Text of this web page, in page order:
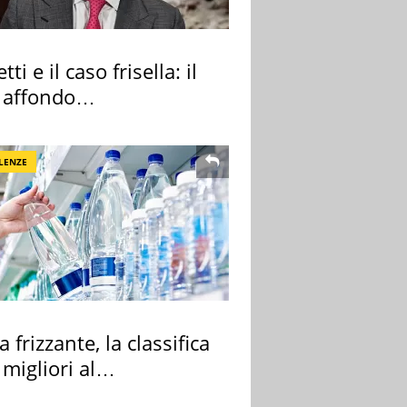
e il caso frisella: il
frizzante, la classifica
al